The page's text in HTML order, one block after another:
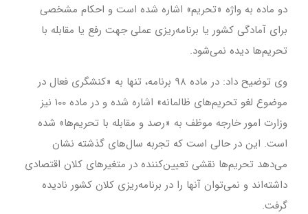
دو ماده به واژه «تحریم» اشاره شده است و احکام مشخصی
برای آمادگی کشور یا برنامه‌ریزی عملی جهت رفع یا مقابله با
تحریم‌ها دیده نمی‌شود.
وی توضیح داد: در ماده ۹۸ برنامه، تنها به «کنشگری فعال در
موضوع لغو تحریم‌های ظالمانه» اشاره شده و در ماده ۱۰۰ نیز
وزارت امور خارجه موظف به «رصد و مقابله با تحریم‌ها» شده
است. این در حالی است که تجربه سال‌های گذشته نشان
می‌دهد تحریم‌ها نقشی تعیین‌کننده در متغیرهای کلان اقتصادی
داشته‌اند و نمی‌توان آنها را در برنامه‌ریزی کلان کشور نادیده
گرفت.